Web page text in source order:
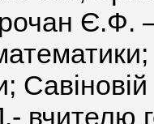
Є.Ф.
вчителю